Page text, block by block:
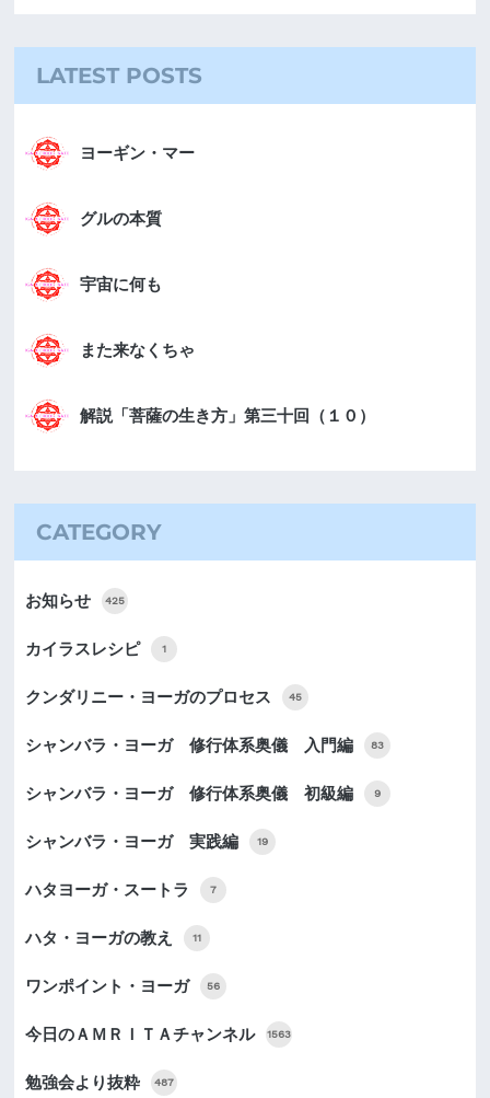
LATEST POSTS
ヨーギン・マー
グルの本質
宇宙に何も
また来なくちゃ
解説「菩薩の生き方」第三十回（１０）
CATEGORY
お知らせ 425
カイラスレシピ 1
クンダリニー・ヨーガのプロセス 45
シャンバラ・ヨーガ 修行体系奥儀 入門編 83
シャンバラ・ヨーガ 修行体系奥儀 初級編 9
シャンバラ・ヨーガ 実践編 19
ハタヨーガ・スートラ 7
ハタ・ヨーガの教え 11
ワンポイント・ヨーガ 56
今日のＡＭＲＩＴＡチャンネル 1563
勉強会より抜粋 487